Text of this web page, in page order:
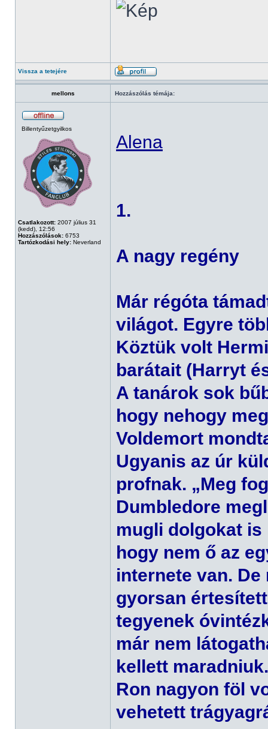
Vissza a tetejére
mellons Hozzászólás témája:
Billentyűzetgyilkos
Csatlakozott: 2007 július 31
(kedd), 12:56
Hozzászólások: 6753
Tartózkodási hely: Neverland
Alena
1.
A nagy regény
Már régóta
világot. Egyre
Köztük volt
barátait (Harryt
A tanárok sok
hogy nehogy
Voldemort
Ugyanis az úr
profnak. „Meg
Dumbledore
mugli dolgokat is
hogy nem ő az
internete van.
gyorsan
tegyenek
már nem
kellett maradniuk.
Ron nagyon föl
vehetett